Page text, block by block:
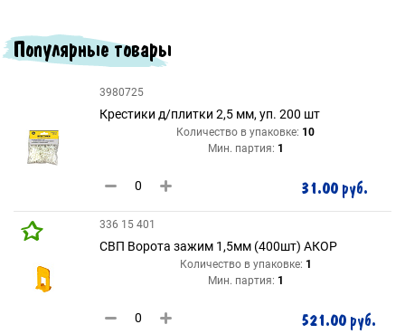
Популярные товары
3980725
Крестики д/плитки 2,5 мм, уп. 200 шт
Количество в упаковке: 10
Мин. партия: 1
31.00 руб.
336 15 401
СВП Ворота зажим 1,5мм (400шт) АКОР
Количество в упаковке: 1
Мин. партия: 1
521.00 руб.